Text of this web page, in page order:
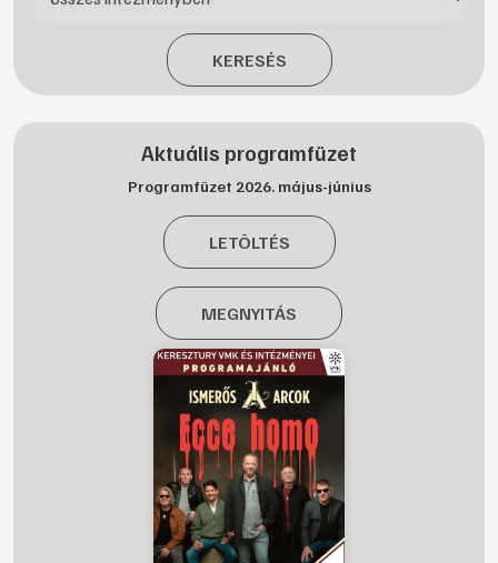
KERESÉS
Aktuális programfüzet
Programfüzet 2026. május-június
LETÖLTÉS
MEGNYITÁS